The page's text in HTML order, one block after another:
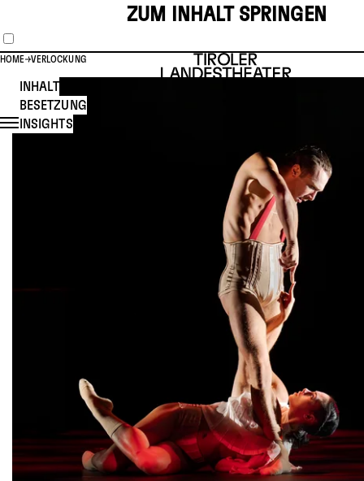
ZUM INHALT SPRINGEN
HOME VERLOCKUNG
INHALT
BESETZUNG
INSIGHTS